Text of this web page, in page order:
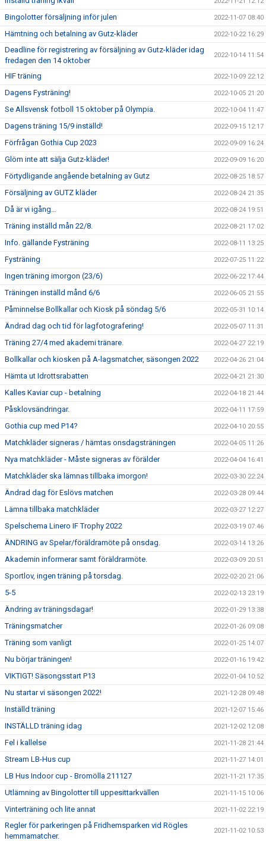
Bingolotter försäljning inför julen 2022-11-07 08:40
Hämtning och betalning av Gutz-kläder 2022-10-22 16:29
Deadline för registrering av försäljning av Gutz-kläder idag
fredagen den 14 oktober
2022-10-14 11:54
HIF träning 2022-10-09 22:12
Dagens Fysträning! 2022-10-05 21:20
Se Allsvensk fotboll 15 oktober på Olympia. 2022-10-04 11:47
Dagens träning 15/9 inställd! 2022-09-15 12:17
Förfrågan Gothia Cup 2023 2022-09-09 16:24
Glöm inte att sälja Gutz-kläder! 2022-09-09 16:20
Förtydligande angående betalning av Gutz 2022-08-25 18:57
Försäljning av GUTZ kläder 2022-08-24 21:35
Då är vi igång… 2022-08-24 19:51
Träning inställd mån 22/8. 2022-08-21 17:02
Info. gällande Fysträning 2022-08-11 13:25
Fysträning 2022-07-25 11:22
Ingen träning imorgon (23/6) 2022-06-22 17:44
Träningen inställd månd 6/6 2022-06-05 21:55
Påminnelse Bollkallar och Kiosk på söndag 5/6 2022-05-31 10:14
Ändrad dag och tid för lagfotografering! 2022-05-07 11:31
Träning 27/4 med akademi tränare. 2022-04-27 22:19
Bollkallar och kiosken på A-lagsmatcher, säsongen 2022 2022-04-26 21:04
Hämta ut Idrottsrabatten 2022-04-21 21:30
Kalles Kaviar cup - betalning 2022-04-18 21:44
Påsklovsändringar. 2022-04-11 17:59
Gothia cup med P14? 2022-04-10 20:55
Matchkläder signeras / hämtas onsdagsträningen 2022-04-05 11:26
Nya matchkläder - Måste signeras av förälder 2022-04-04 16:41
Matchkläder ska lämnas tillbaka imorgon! 2022-03-30 22:24
Ändrad dag för Eslövs matchen 2022-03-28 09:44
Lämna tillbaka matchkläder 2022-03-27 12:27
Spelschema Linero IF Trophy 2022 2022-03-19 07:46
ÄNDRING av Spelar/föräldramöte på onsdag. 2022-03-14 13:26
Akademin informerar samt föräldrarmöte. 2022-03-09 20:51
Sportlov, ingen träning på torsdag. 2022-02-20 21:06
5-5 2022-02-13 23:19
Ändring av träningsdagar! 2022-01-29 13:38
Träningsmatcher 2022-01-26 09:08
Träning som vanligt 2022-01-25 14:07
Nu börjar träningen! 2022-01-16 19:42
VIKTIGT! Säsongsstart P13 2022-01-04 10:52
Nu startar vi säsongen 2022! 2021-12-28 09:48
Inställd träning 2021-12-07 15:46
INSTÄLLD träning idag 2021-12-02 12:08
Fel i kallelse 2021-11-28 21:44
Stream LB-Hus cup 2021-11-27 14:01
LB Hus Indoor cup - Bromölla 211127 2021-11-21 17:35
Utlämning av Bingolotter till uppesittarkvällen 2021-11-15 10:06
Vinterträning och lite annat 2021-11-02 22:19
Regler för parkeringen på Fridhemsparken vid Rögles
hemmamatcher.
2021-11-02 10:53